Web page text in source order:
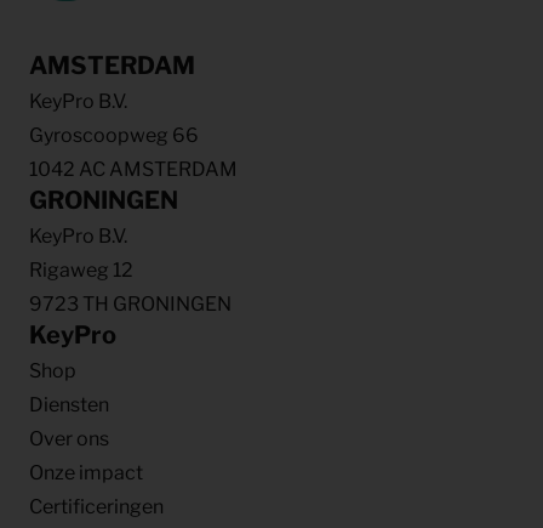
AMSTERDAM
KeyPro B.V.
Gyroscoopweg 66
1042 AC AMSTERDAM
GRONINGEN
KeyPro B.V.
Rigaweg 12
9723 TH GRONINGEN
KeyPro
Shop
Diensten
Over ons
Onze impact
Certificeringen